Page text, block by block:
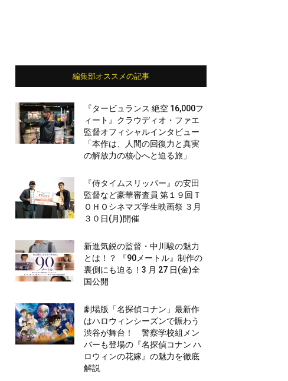
編集部オススメの記事
『タービュランス 絶空 16,000フ
ィート』クラウディオ・ファエ
監督オフィシャルインタビュー
「本作は、人間の回復力と真実
の解放力の核心へと迫る旅」
『侍タイムスリッパー』の安田
監督など豪華審査員 第１９回Ｔ
ＯＨＯシネマズ学生映画祭 ３月
３０日(月)開催
新進気鋭の監督・中川駿の魅力
とは！？ 『90メートル』制作の
裏側にも迫る！3 月 27 日(金)全
国公開
劇場版「名探偵コナン」最新作
はハロウィンシーズンで賑わう
渋谷が舞台！ 警察学校組メン
バーも登場の『名探偵コナン ハ
ロウィンの花嫁』の魅力を徹底
解説